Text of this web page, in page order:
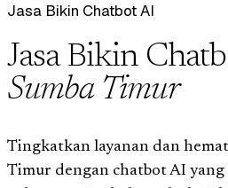
Jasa Bikin Chatbot AI
Jasa Bikin
Sumba Timur
Tingkatkan layanan dan hemat
Timur dengan chatbot AI yang